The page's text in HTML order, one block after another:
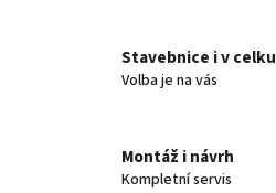
Stavebnice i v celku
Volba je na vás
Montáž i návrh
Kompletní servis